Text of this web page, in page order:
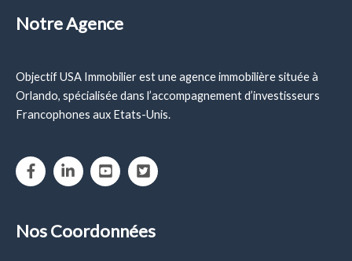
Notre Agence
Objectif USA Immobilier est une agence immobilière située à
Orlando, spécialisée dans l’accompagnement d’investisseurs
Francophones aux Etats-Unis.
Nos Coordonnées